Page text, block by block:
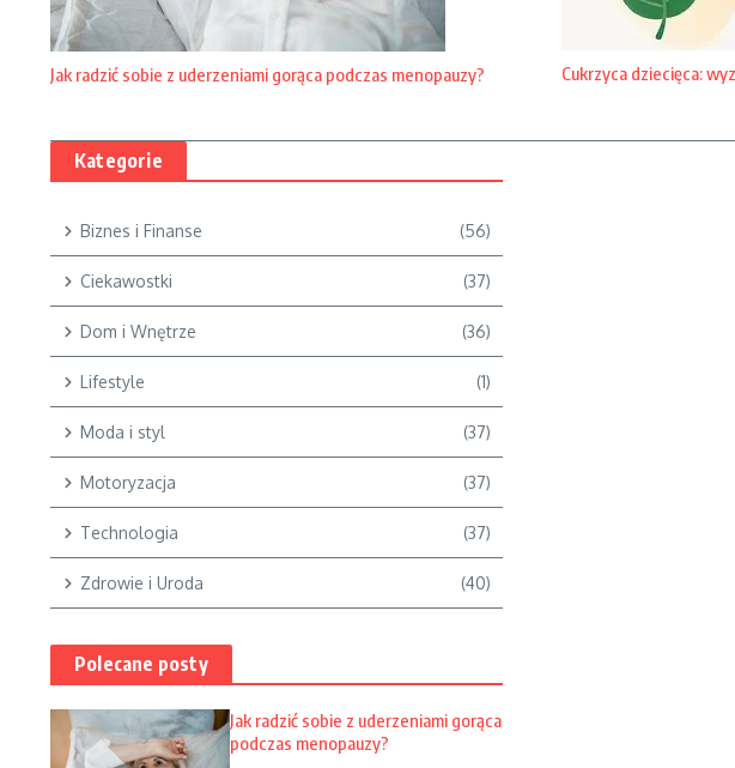
Jak radzić sobie z uderzeniami gorąca podczas menopauzy? Cukrzyca dziecięca:
Kategorie
Biznes i Finanse (56)
Ciekawostki (37)
Dom i Wnętrze (36)
Lifestyle (1)
Moda i styl (37)
Motoryzacja (37)
Technologia (37)
Zdrowie i Uroda (40)
Polecane posty
Jak radzić sobie z uderzeniami gorąca
podczas menopauzy?